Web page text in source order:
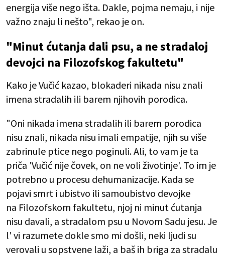
energija više nego išta. Dakle, pojma nemaju, i nije
važno znaju li nešto", rekao je on.
"Minut ćutanja dali psu, a ne stradaloj
devojci na Filozofskog fakultetu"
Kako je Vučić kazao, blokaderi nikada nisu znali
imena stradalih ili barem njihovih porodica.
"Oni nikada imena stradalih ili barem porodica
nisu znali, nikada nisu imali empatije, njih su više
zabrinule ptice nego poginuli. Ali, to vam je ta
priča 'Vučić nije čovek, on ne voli životinje'. To im je
potrebno u procesu dehumanizacije. Kada se
pojavi smrt i ubistvo ili samoubistvo devojke
na Filozofskom fakultetu, njoj ni minut ćutanja
nisu davali, a stradalom psu u Novom Sadu jesu. Je
l' vi razumete dokle smo mi došli, neki ljudi su
verovali u sopstvene laži, a baš ih briga za stradalu